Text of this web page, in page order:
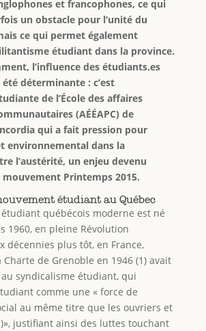
et francophones, ce qui
un obstacle pour l’unité du
ce qui permet également
étudiant dans la province.
l’influence des étudiants.es
déterminante : c’est
de l’École des affaires
(AÉÉAPC) de
qui a fait pression pour
environnemental dans la
l’austérité, un enjeu devenu
Printemps 2015.
étudiant au Québec
québécois moderne est né
1960, en pleine Révolution
décennies plus tôt, en France,
Charte de Grenoble en 1946 (1) avait
syndicalisme étudiant, qui
comme une « force de
au même titre que les ouvriers et
justifiant ainsi des luttes touchant